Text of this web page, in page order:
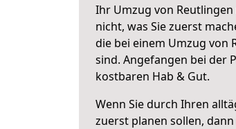
Ihr Umzug von
nicht, was Sie zuerst
die bei einem Umzug von
sind. Angefangen bei der
kostbaren Hab & Gut.
Wenn Sie durch Ihren
zuerst planen sollen,